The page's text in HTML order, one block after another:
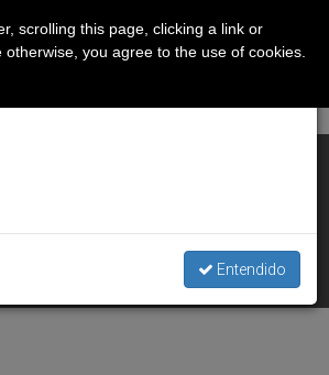
Entendido
scrolling this page, clicking a link or
you agree to the use of cookies.